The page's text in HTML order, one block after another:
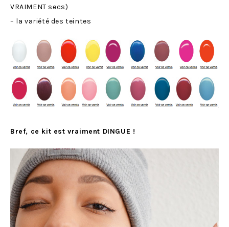
VRAIMENT secs)
– la variété des teintes
Bref, ce kit est vraiment DINGUE !